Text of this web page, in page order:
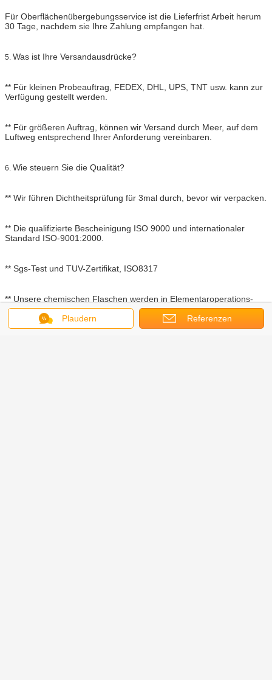
Für Oberflächenübergebungsservice ist die Lieferfrist Arbeit herum
30 Tage, nachdem sie Ihre Zahlung empfangen hat.
5. Was ist Ihre Versandausdrücke?
** Für kleinen Probeauftrag, FEDEX, DHL, UPS, TNT usw. kann zur
Verfügung gestellt werden.
** Für größeren Auftrag, können wir Versand durch Meer, auf dem
Luftweg entsprechend Ihrer Anforderung vereinbaren.
6. Wie steuern Sie die Qualität?
** Wir führen Dichtheitsprüfung für 3mal durch, bevor wir verpacken.
** Die qualifizierte Bescheinigung ISO 9000 und internationaler
Standard ISO-9001:2000.
** Sgs-Test und TUV-Zertifikat, ISO8317
** Unsere chemischen Flaschen werden in Elementaroperations-
Sterilisation desinfiziert.
Plaudern Referenzen